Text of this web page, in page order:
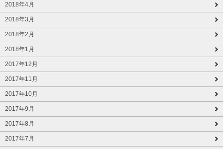
2018年4月
2018年3月
2018年2月
2018年1月
2017年12月
2017年11月
2017年10月
2017年9月
2017年8月
2017年7月